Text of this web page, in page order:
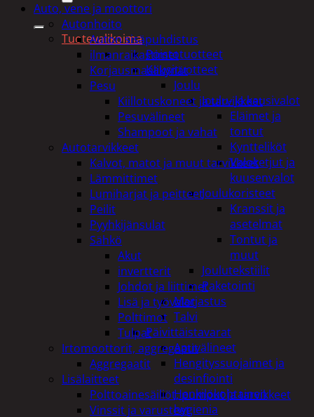
Tuotevalikoima
Poistotuotteet
Kausituotteet
Joulu
Joulu- ja kausivalot
Eläimet ja
tontut
Kyntteliköt
Valoketjut ja
kuusenvalot
Joulukoristeet
Kranssit ja
asetelmat
Tontut ja
muut
Joulutekstiilit
Paketointi
Marjastus
Talvi
Päivittäistavarat
Apuvälineet
Hengityssuojaimet ja
desinfiointi
Henkilökohtainen
hygienia
Auto, vene ja moottori
Autonhoito
Auton sisäpuhdistus
ilmanraikastimet
Korjausmaalikynät
Pesu
Kiillotuskoneet ja tarvikkeet
Pesuvälineet
Shampoot ja vahat
Autotarvikkeet
Kalvot, matot ja muut tarvikkeet
Lämmittimet
Lumiharjat ja peitteet
Peilit
Pyyhkijänsulat
Sähkö
Akut
invertterit
Johdot ja liittimet
Lisä ja työvalot
Polttimot
Tulpat
Irtomoottorit, aggregaatit
Aggregaatit
Lisälaitteet
Polttoainesäiliöt, pumput ja tarvikkeet
Vinssit ja varusteet